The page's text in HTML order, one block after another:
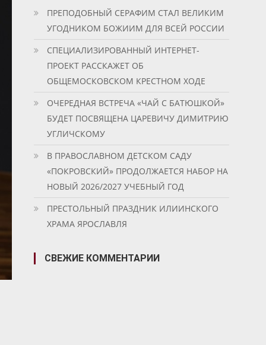
ПРЕПОДОБНЫЙ СЕРАФИМ СТАЛ ВЕЛИКИМ
УГОДНИКОМ БОЖИИМ ДЛЯ ВСЕЙ РОССИИ
СПЕЦИАЛИЗИРОВАННЫЙ ИНТЕРНЕТ-
ПРОЕКТ РАССКАЖЕТ ОБ
ОБЩЕМОСКОВСКОМ КРЕСТНОМ ХОДЕ
ОЧЕРЕДНАЯ ВСТРЕЧА «ЧАЙ С БАТЮШКОЙ»
БУДЕТ ПОСВЯЩЕНА ЦАРЕВИЧУ ДИМИТРИЮ
УГЛИЧСКОМУ
В ПРАВОСЛАВНОМ ДЕТСКОМ САДУ
«ПОКРОВСКИЙ» ПРОДОЛЖАЕТСЯ НАБОР НА
НОВЫЙ 2026/2027 УЧЕБНЫЙ ГОД
ПРЕСТОЛЬНЫЙ ПРАЗДНИК ИЛИИНСКОГО
ХРАМА ЯРОСЛАВЛЯ
СВЕЖИЕ КОММЕНТАРИИ